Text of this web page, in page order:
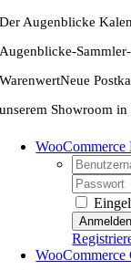
Zum
Inhalt
springen
Der Augenblicke
Augenblicke-
WarenwertNeue
unserem Showroom
Password:
WooCommerce